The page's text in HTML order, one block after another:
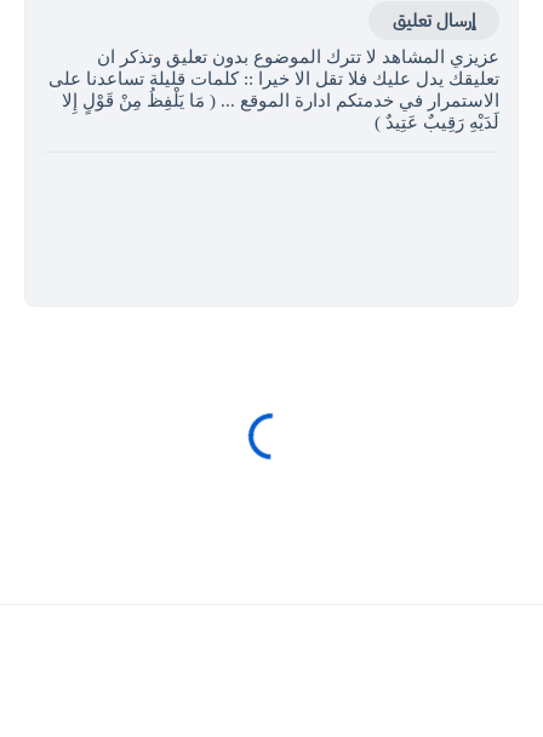
إرسال تعليق
عزيزي المشاهد لا تترك الموضوع بدون تعليق وتذكر ان
تعليقك يدل عليك فلا تقل الا خيرا :: كلمات قليلة تساعدنا على
الاستمرار في خدمتكم ادارة الموقع ... ( مَا يَلْفِظُ مِنْ قَوْلٍ إِلا
لَدَيْهِ رَقِيبٌ عَتِيدٌ )